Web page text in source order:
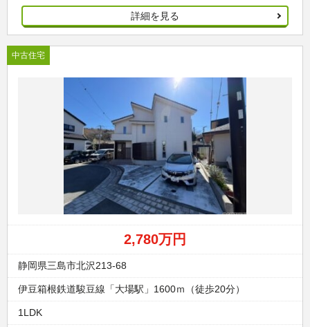
詳細を見る
中古住宅
2,780万円
静岡県三島市北沢213-68
伊豆箱根鉄道駿豆線「大場駅」1600ｍ（徒歩20分）
1LDK